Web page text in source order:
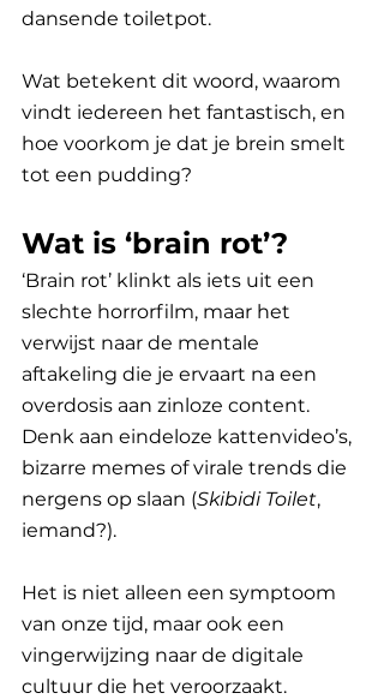
dansende toiletpot.
Wat betekent dit woord, waarom
vindt iedereen het fantastisch, en
hoe voorkom je dat je brein smelt
tot een pudding?
Wat is ‘brain rot’?
‘Brain rot’ klinkt als iets uit een
slechte horrorfilm, maar het
verwijst naar de mentale
aftakeling die je ervaart na een
overdosis aan zinloze content.
Denk aan eindeloze kattenvideo’s,
bizarre memes of virale trends die
nergens op slaan (Skibidi Toilet,
iemand?).
Het is niet alleen een symptoom
van onze tijd, maar ook een
vingerwijzing naar de digitale
cultuur die het veroorzaakt.